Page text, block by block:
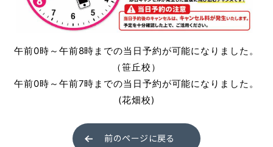
ペーパードライバー講習
ペーパーライダー講習
免許取得までの流れ
お支払方法について
午前0時～午前8時までの当日予約が可能になりました。
（笹丘校）
午前0時～午前7時までの当日予約が可能になりました。
(花畑校)
前のページに戻る